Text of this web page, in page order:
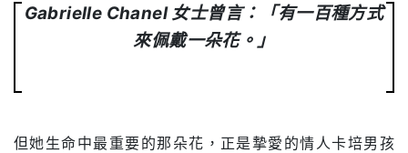
Gabrielle Chanel 女士曾言：「有一百種方式
來佩戴一朵花。」
但她生命中最重要的那朵花，正是摯愛的情人卡培男孩